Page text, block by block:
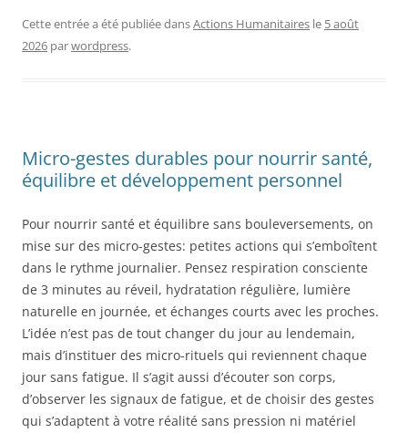
Cette entrée a été publiée dansActions Humanitaires le 5 août
2026 parwordpress.
Micro-gestes durables pour nourrir santé,
équilibre et développement personnel
Pour nourrir santé et équilibre sans bouleversements, on
mise sur des micro-gestes: petites actions qui s’emboîtent
dans le rythme journalier. Pensez respiration consciente
de 3 minutes au réveil, hydratation régulière, lumière
naturelle en journée, et échanges courts avec les proches.
L’idée n’est pas de tout changer du jour au lendemain,
mais d’instituer des micro-rituels qui reviennent chaque
jour sans fatigue. Il s’agit aussi d’écouter son corps,
d’observer les signaux de fatigue, et de choisir des gestes
qui s’adaptent à votre réalité sans pression ni matériel